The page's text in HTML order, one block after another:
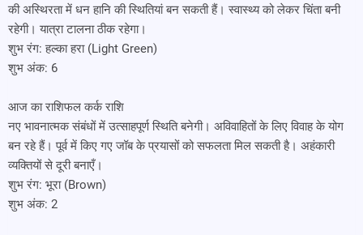
की अस्थिरता में धन हानि की स्थितियां बन सकती हैं। स्वास्थ्य को लेकर चिंता बनी
रहेगी। यात्रा टालना ठीक रहेगा।
शुभ रंग: हल्का हरा (Light Green)
शुभ अंक: 6
आज का राशिफल कर्क राशि
नए भावनात्मक संबंधों में उत्साहपूर्ण स्थिति बनेगी। अविवाहितों के लिए विवाह के योग
बन रहे हैं। पूर्व में किए गए जॉब के प्रयासों को सफलता मिल सकती है। अहंकारी
व्यक्तियों से दूरी बनाएँ।
शुभ रंग: भूरा (Brown)
शुभ अंक: 2